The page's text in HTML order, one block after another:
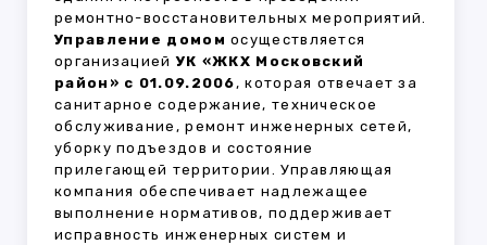
ремонтно-восстановительных мероприятий.
Управление домом осуществляется
организациейУК «ЖКХ Московский
район» с 01.09.2006, которая отвечает за
санитарное содержание, техническое
обслуживание, ремонт инженерных сетей,
уборку подъездов и состояние
прилегающей территории. Управляющая
компания обеспечивает надлежащее
выполнение нормативов, поддерживает
исправность инженерных систем и